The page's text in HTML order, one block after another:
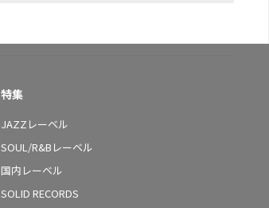
特集
JAZZレーベル
SOUL/R&Bレーベル
国内レーベル
SOLID RECORDS